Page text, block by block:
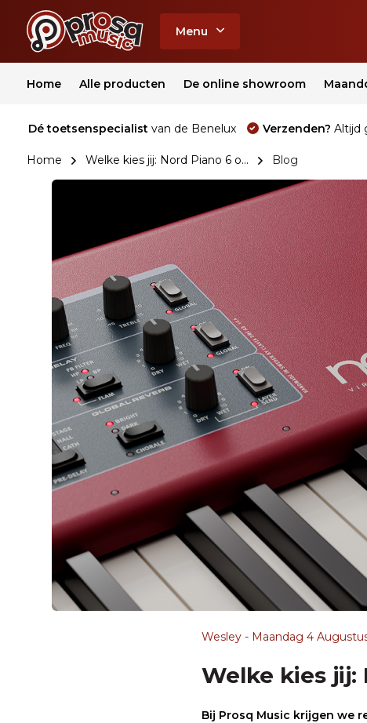
Menu
Home Alle producten De online showroom
Dé toetsenspecialist van de Benelux Verzenden? Altijd
Home Welke kies jij: Nord Piano 6 o... Blog
Wesley - Maandag 4
Welke kies jij:
Bij Prosq Music krijgen we